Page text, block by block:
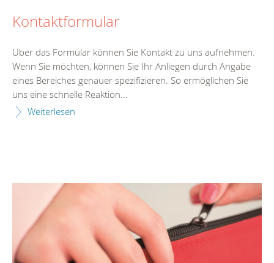
Kontaktformular
Über das Formular können Sie Kontakt zu uns aufnehmen.
Wenn Sie möchten, können Sie Ihr Anliegen durch Angabe
eines Bereiches genauer spezifizieren. So ermöglichen Sie
uns eine schnelle Reaktion...
Weiterlesen